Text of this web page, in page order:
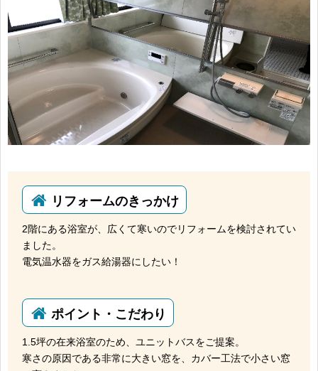
リフォームのきっかけ
2階にある浴室が、広くて寒いのでリフォームを検討されてい
ました。
電気温水器をガス給湯器にしたい！
ポイント・こだわり
1.5坪の在来浴室のため、ユニットバスをご提案。
寒さの原因である非常に大きい窓を、カバー工法で小さい窓